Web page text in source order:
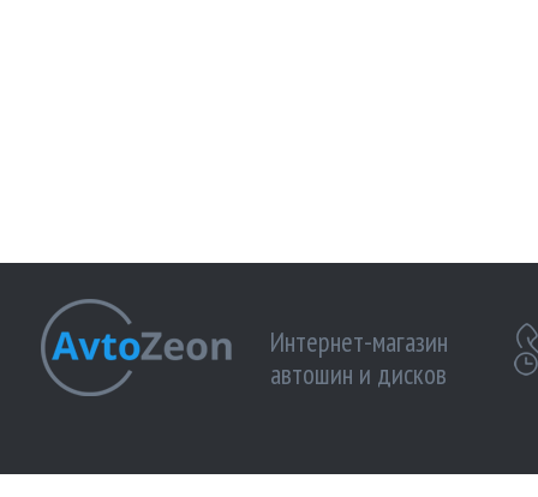
Интернет-магазин
автошин и дисков